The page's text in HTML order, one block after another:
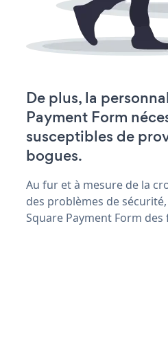
De plus, la
Payment Form
susceptibles de
bogues.
Au fur et à mesure de la
des problèmes de
Square Payment Form